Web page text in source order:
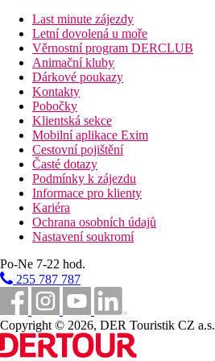
Vzdálenost k pláži
50 km
Vzdálenost od nejbližšího letiště
Pláž
Plážová dovolená
Bazény
Bar u bazénu
Lehátka u bazénu
Slunečníky u bazénu
Fotogalerie
Last minute zájezdy
Letní dovolená u moře
Věrnostní program DERCLUB
Animační kluby
Dárkové poukazy
Kontakty
Pobočky
Klientská sekce
Mobilní aplikace Exim
Cestovní pojištění
Časté dotazy
Podmínky k zájezdu
Informace pro klienty
Kariéra
Ochrana osobních údajů
Nastavení soukromí
Po-Ne 7-22 hod.
255 787 787
Copyright © 2026, DER Touristik CZ a.s.